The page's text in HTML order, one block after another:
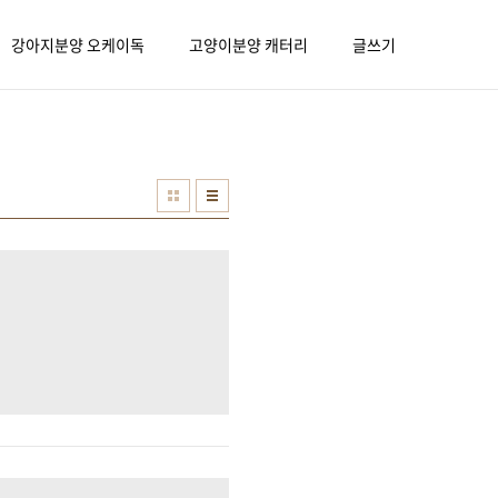
강아지분양 오케이독 고양이분양 캐터리 글쓰기